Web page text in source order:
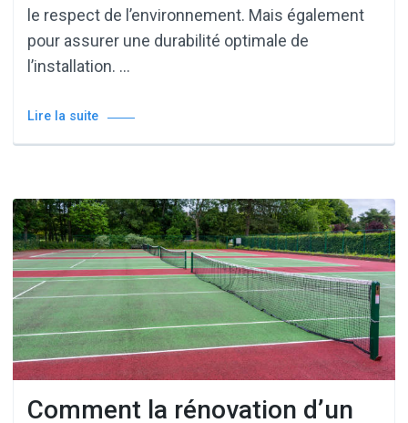
le respect de l’environnement. Mais également
pour assurer une durabilité optimale de
l’installation. …
Lire la suite
Comment la rénovation d’un